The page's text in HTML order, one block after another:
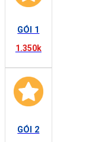
GÓI 1
1.350k
GÓI 2